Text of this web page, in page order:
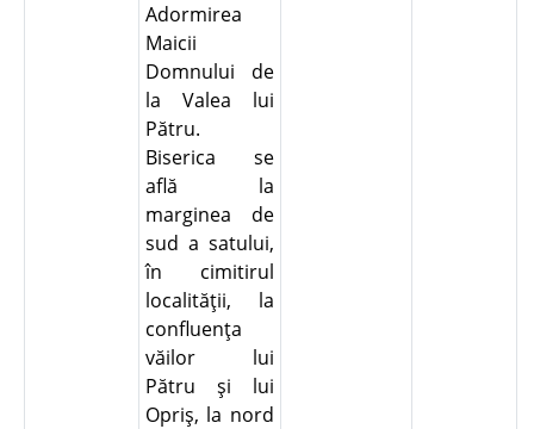
Adormirea
Maicii
Domnului de
la Valea lui
Pătru.
Biserica se
află la
marginea de
sud a satului,
în cimitirul
localităţii, la
confluenţa
văilor lui
Pătru şi lui
Opriş, la nord